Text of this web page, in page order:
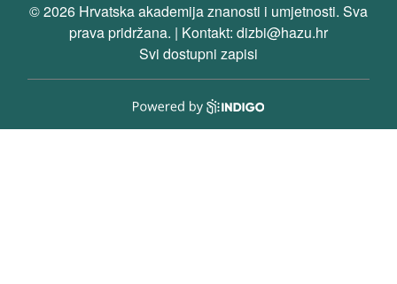
© 2026 Hrvatska akademija znanosti i umjetnosti. Sva
prava pridržana. | Kontakt: dizbi@hazu.hr
Svi dostupni zapisi